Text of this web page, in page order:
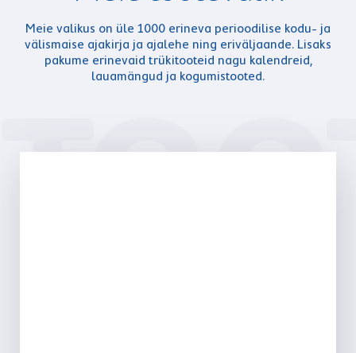
Meie valikus on üle 1000 erineva perioodilise kodu- ja
välismaise ajakirja ja ajalehe ning eriväljaande. Lisaks
pakume erinevaid trükitooteid nagu kalendreid,
lauamängud ja kogumistooted.